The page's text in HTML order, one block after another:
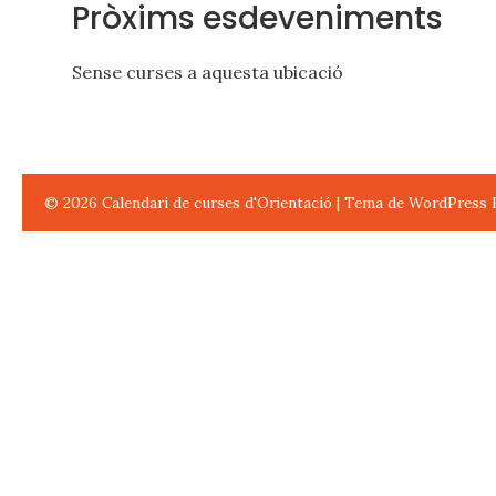
Pròxims esdeveniments
Sense curses a aquesta ubicació
© 2026 Calendari de curses d'Orientació | Tema de WordPress